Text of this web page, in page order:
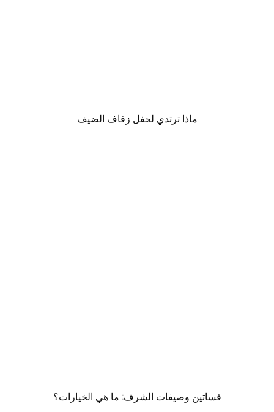
ماذا ترتدي لحفل زفاف الضيف
فساتين وصيفات الشرف: ما هي الخيارات؟